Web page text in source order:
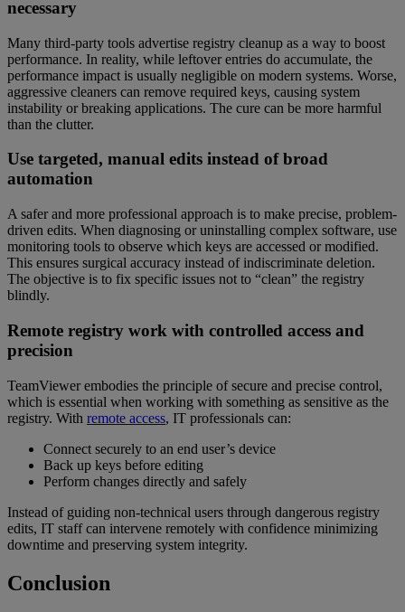
necessary
Many third-party tools advertise registry cleanup as a way to boost
performance. In reality, while leftover entries do accumulate, the
performance impact is usually negligible on modern systems. Worse,
aggressive cleaners can remove required keys, causing system
instability or breaking applications. The cure can be more harmful
than the clutter.
Use targeted, manual edits instead of broad
automation
A safer and more professional approach is to make precise, problem-
driven edits. When diagnosing or uninstalling complex software, use
monitoring tools to observe which keys are accessed or modified.
This ensures surgical accuracy instead of indiscriminate deletion.
The objective is to fix specific issues not to “clean” the registry
blindly.
Remote registry work with controlled access and
precision
TeamViewer embodies the principle of secure and precise control,
which is essential when working with something as sensitive as the
registry. With remote access, IT professionals can:
Connect securely to an end user’s device
Back up keys before editing
Perform changes directly and safely
Instead of guiding non-technical users through dangerous registry
edits, IT staff can intervene remotely with confidence minimizing
downtime and preserving system integrity.
Conclusion